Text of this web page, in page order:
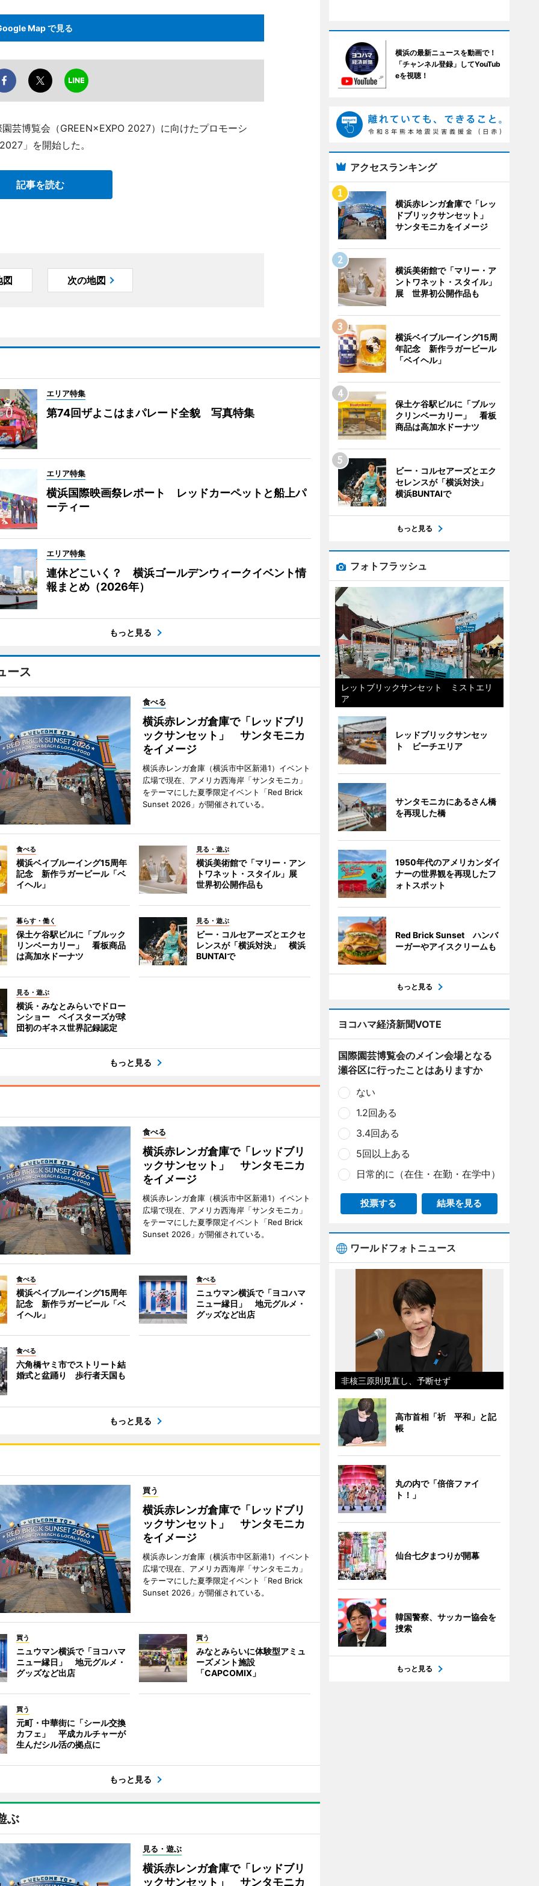
Map で見る
芸博覧会（GREEN×EXPO 2027）に向けたプロモーシ
」を開始した。
記事を読む
図 次の地図
エリア特集
第74回ザよこはまパレード全貌 写真特集
エリア特集
横浜国際映画祭レポート レッドカーペットと船上パ
ーティー
エリア特集
連休どこいく？ 横浜ゴールデンウィークイベント情
報まとめ（2026年）
もっと見る
ース
食べる
横浜赤レンガ倉庫で「レッドブリ
ックサンセット」 サンタモニカ
をイメージ
横浜赤レンガ倉庫（横浜市中区新港1）イベント
広場で現在、アメリカ西海岸「サンタモニカ」
をテーマにした夏季限定イベント「Red Brick
Sunset 2026」が開催されている。
食べる
横浜ベイブルーイング15周年
記念 新作ラガービール「ベ
イヘル」
見る・遊ぶ
横浜美術館で「マリー・アン
トワネット・スタイル」展
世界初公開作品も
暮らす・働く
保土ケ谷駅ビルに「ブルック
リンベーカリー」 看板商品
は高加水ドーナツ
見る・遊ぶ
ビー・コルセアーズとエクセ
レンスが「横浜対決」 横浜
BUNTAIで
見る・遊ぶ
横浜・みなとみらいでドロー
ンショー ベイスターズが球
団初のギネス世界記録認定
もっと見る
食べる
横浜赤レンガ倉庫で「レッドブリ
ックサンセット」 サンタモニカ
をイメージ
横浜赤レンガ倉庫（横浜市中区新港1）イベント
広場で現在、アメリカ西海岸「サンタモニカ」
をテーマにした夏季限定イベント「Red Brick
Sunset 2026」が開催されている。
食べる
横浜ベイブルーイング15周年
記念 新作ラガービール「ベ
イヘル」
食べる
ニュウマン横浜で「ヨコハマ
ニュー縁日」 地元グルメ・
グッズなど出店
食べる
六角橋ヤミ市でストリート結
婚式と盆踊り 歩行者天国も
もっと見る
買う
横浜赤レンガ倉庫で「レッドブリ
ックサンセット」 サンタモニカ
をイメージ
横浜赤レンガ倉庫（横浜市中区新港1）イベント
広場で現在、アメリカ西海岸「サンタモニカ」
をテーマにした夏季限定イベント「Red Brick
Sunset 2026」が開催されている。
買う
ニュウマン横浜で「ヨコハマ
ニュー縁日」 地元グルメ・
グッズなど出店
買う
みなとみらいに体験型アミュ
ーズメント施設
「CAPCOMIX」
買う
元町・中華街に「シール交換
カフェ」 平成カルチャーが
生んだシル活の拠点に
もっと見る
ぶ
見る・遊ぶ
横浜赤レンガ倉庫で「レッドブリ
ックサンセット」 サンタモニカ
横浜の最新ニュースを動画で！
「チャンネル登録」してYouTub
eを視聴！
アクセスランキング
横浜赤レンガ倉庫で「レッ
ドブリックサンセット」
サンタモニカをイメージ
横浜美術館で「マリー・ア
ントワネット・スタイル」
展 世界初公開作品も
横浜ベイブルーイング15周
年記念 新作ラガービール
「ベイヘル」
保土ケ谷駅ビルに「ブルッ
クリンベーカリー」 看板
商品は高加水ドーナツ
ビー・コルセアーズとエク
セレンスが「横浜対決」
横浜BUNTAIで
もっと見る
フォトフラッシュ
レットブリックサンセット ミストエリ
ア
レッドブリックサンセッ
ト ビーチエリア
サンタモニカにあるさん橋
を再現した橋
1950年代のアメリカンダイ
ナーの世界観を再現したフ
ォトスポット
Red Brick Sunset ハンバ
ーガーやアイスクリームも
もっと見る
ヨコハマ経済新聞VOTE
国際園芸博覧会のメイン会場となる
瀬谷区に行ったことはありますか
ない
1.2回ある
3.4回ある
5回以上ある
日常的に（在住・在勤・在学中）
投票する 結果を見る
ワールドフォトニュース
非核三原則見直し、予断せず
高市首相「祈 平和」と記
帳
丸の内で「倍倍ファイ
ト！」
仙台七夕まつりが開幕
韓国警察、サッカー協会を
捜索
もっと見る